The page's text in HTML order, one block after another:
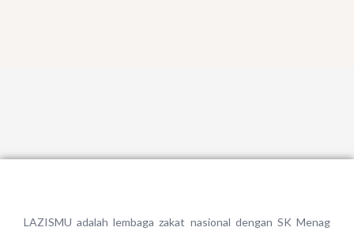
LAZISMU adalah lembaga zakat nasional dengan SK Menag